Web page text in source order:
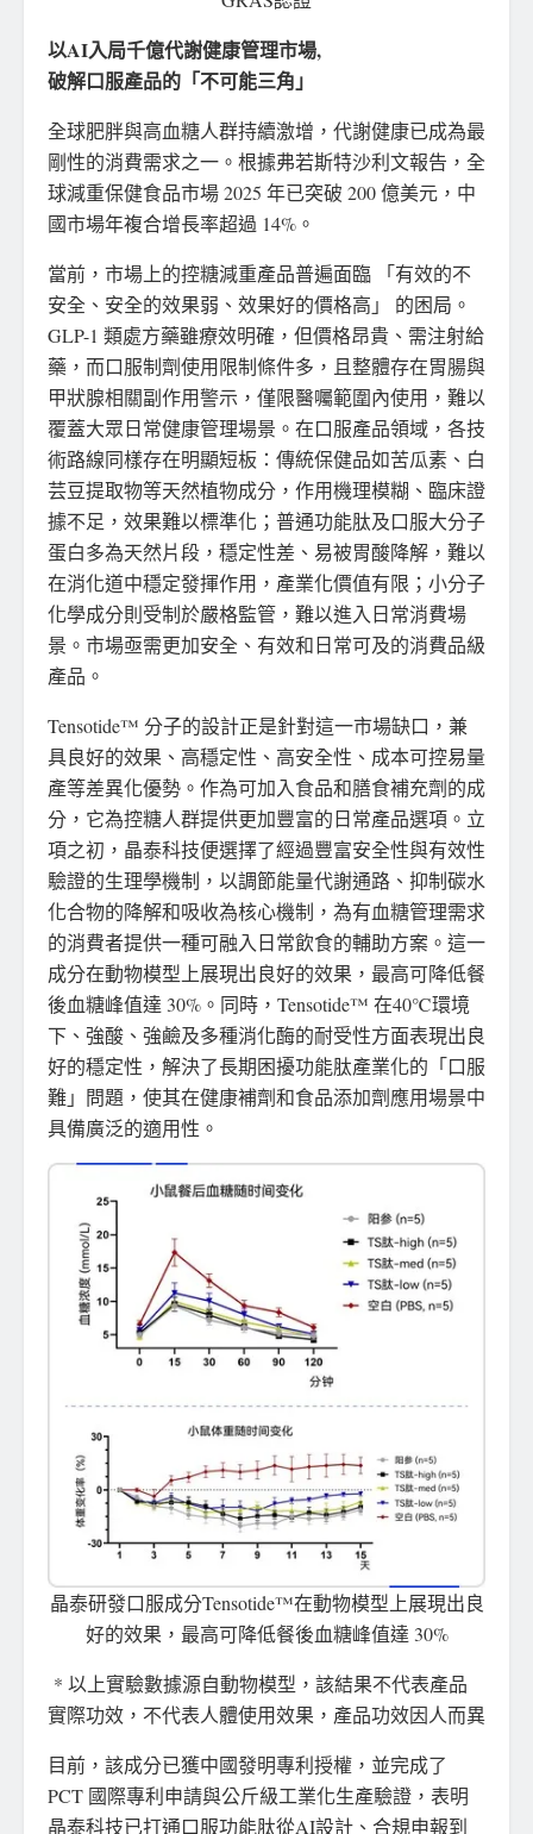
以AI入局千億代謝健康管理市場,
破解口服產品的「不可能三角」
全球肥胖與高血糖人群持續激增，代謝健康已成為最
剛性的消費需求之一。根據弗若斯特沙利文報告，全
球減重保健食品市場 2025 年已突破 200 億美元，中
國市場年複合增長率超過 14%。
當前，市場上的控糖減重產品普遍面臨 「有效的不
安全、安全的效果弱、效果好的價格高」 的困局。
GLP-1 類處方藥雖療效明確，但價格昂貴、需注射給
藥，而口服制劑使用限制條件多，且整體存在胃腸與
甲狀腺相關副作用警示，僅限醫囑範圍內使用，難以
覆蓋大眾日常健康管理場景。在口服產品領域，各技
術路線同樣存在明顯短板：傳統保健品如苦瓜素、白
芸豆提取物等天然植物成分，作用機理模糊、臨床證
據不足，效果難以標準化；普通功能肽及口服大分子
蛋白多為天然片段，穩定性差、易被胃酸降解，難以
在消化道中穩定發揮作用，產業化價值有限；小分子
化學成分則受制於嚴格監管，難以進入日常消費場
景。市場亟需更加安全、有效和日常可及的消費品級
產品。
Tensotide™ 分子的設計正是針對這一市場缺口，兼
具良好的效果、高穩定性、高安全性、成本可控易量
產等差異化優勢。作為可加入食品和膳食補充劑的成
分，它為控糖人群提供更加豐富的日常產品選項。立
項之初，晶泰科技便選擇了經過豐富安全性與有效性
驗證的生理學機制，以調節能量代謝通路、抑制碳水
化合物的降解和吸收為核心機制，為有血糖管理需求
的消費者提供一種可融入日常飲食的輔助方案。這一
成分在動物模型上展現出良好的效果，最高可降低餐
後血糖峰值達 30%。同時，Tensotide™ 在40℃環境
下、強酸、強鹼及多種消化酶的耐受性方面表現出良
好的穩定性，解決了長期困擾功能肽產業化的「口服
難」問題，使其在健康補劑和食品添加劑應用場景中
具備廣泛的適用性。
晶泰研發口服成分Tensotide™在動物模型上展現出良
好的效果，最高可降低餐後血糖峰值達 30%
* 以上實驗數據源自動物模型，該結果不代表產品
實際功效，不代表人體使用效果，產品功效因人而異
目前，該成分已獲中國發明專利授權，並完成了
PCT 國際專利申請與公斤級工業化生產驗證，表明
晶泰科技已打通口服功能肽從AI設計、合規申報到